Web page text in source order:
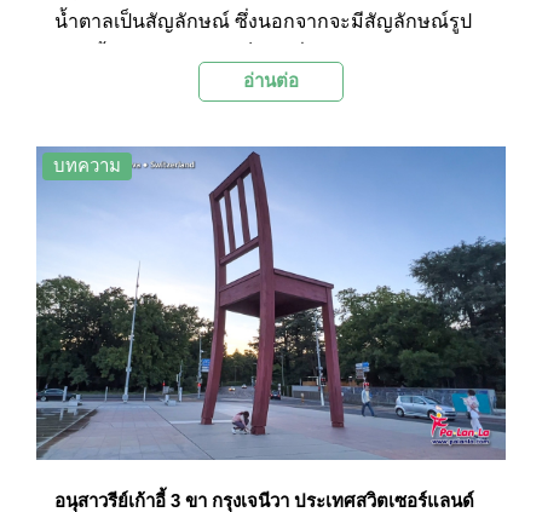
น้ำตาลเป็นสัญลักษณ์ ซึ่งนอกจากจะมีสัญลักษณ์รูป
ในกรุงเบิร์นแล้ว ที่กรุงเบิร์นยังมีบ่อหมี (Baren
อ่านต่อ
บทความ
อนุสาวรีย์เก้าอี้ 3 ขา กรุงเจนีวา ประเทศสวิตเซอร์แลนด์